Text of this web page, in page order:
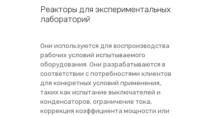
Реакторы для экспериментальных
лабораторий
Они используются для воспроизводства
рабочих условий испытываемого
оборудования. Они разрабатываются в
соответствии с потребностями клиентов
для конкретных условий применения,
таких как испытание выключателей и
конденсаторов, ограничение тока,
коррекция коэффициента мощности или